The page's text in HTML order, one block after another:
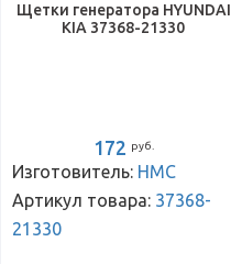
Щетки генератора HYUNDAI
KIA 37368-21330
172 руб.
Изготовитель: HMC
Артикул товара: 37368-
21330